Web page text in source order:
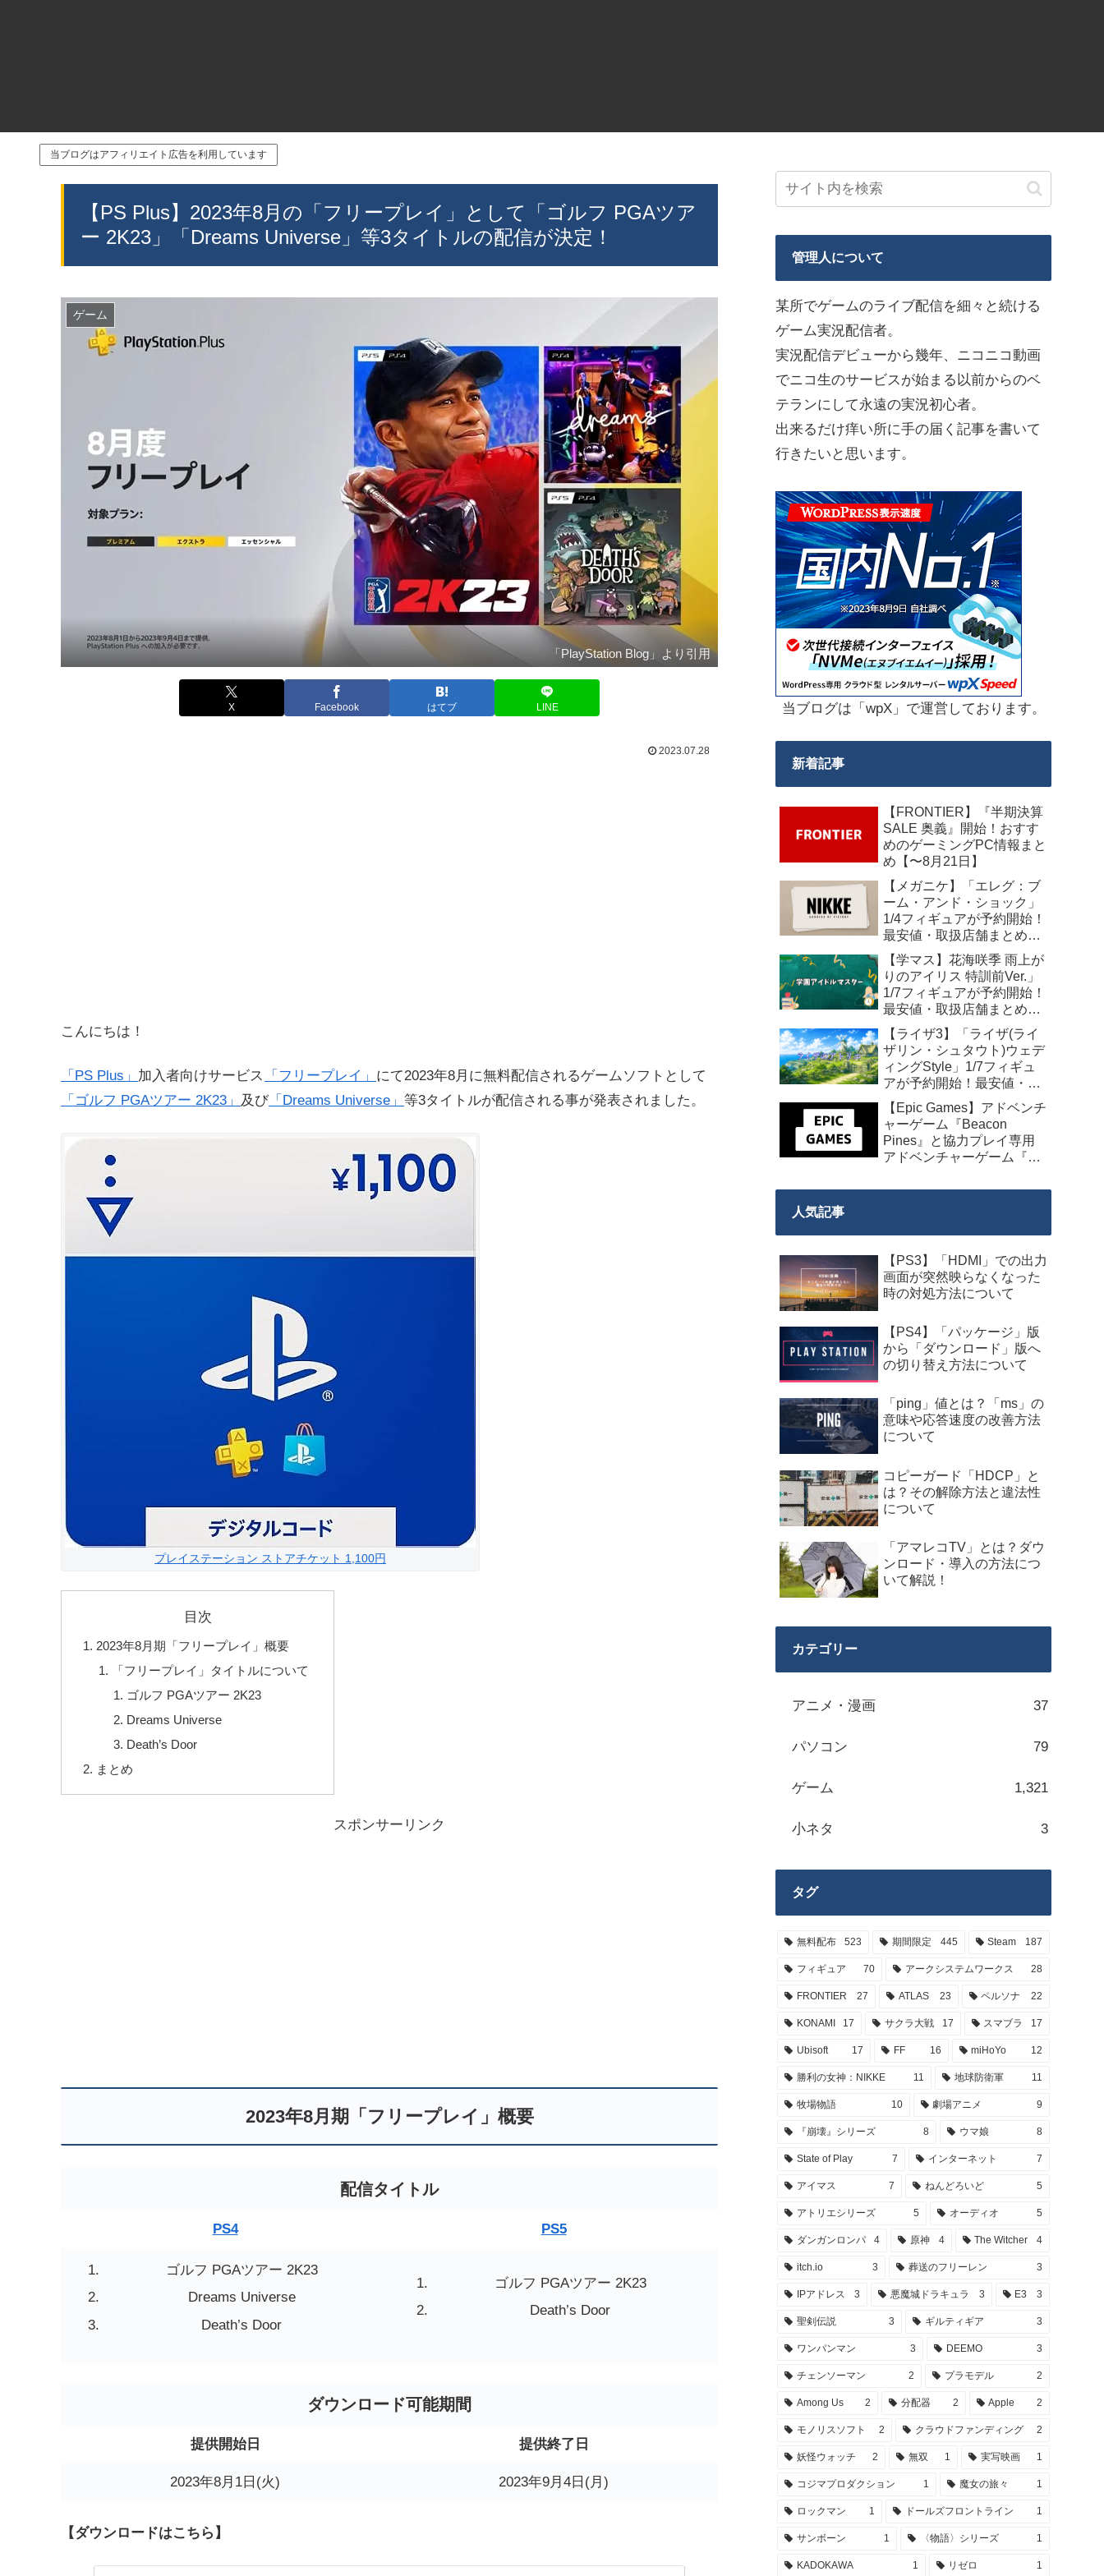
当ブログはアフィリエイト広告を利用しています
【PS Plus】2023年8月の「フリープレイ」として「ゴルフ PGAツア
ー 2K23」「Dreams Universe」等3タイトルの配信が決定！
ゲーム
「PlayStation Blog」より引用
X Facebook はてブ LINE
2023.07.28
こんにちは！
「PS Plus」 加入者向けサービス 「フリープレイ」 にて2023年8月に無料配信されるゲームソフトとして
「ゴルフ PGAツアー 2K23」 及び 「Dreams Universe」 等3タイトルが配信される事が発表されました。
プレイステーション ストアチケット 1,100円
目次
2023年8月期「フリープレイ」概要
「フリープレイ」タイトルについて
ゴルフ PGAツアー 2K23
Dreams Universe
Death’s Door
まとめ
スポンサーリンク
2023年8月期「フリープレイ」概要
配信タイトル
PS4 PS5
ゴルフ PGAツアー 2K23
Dreams Universe
Death’s Door
ゴルフ PGAツアー 2K23
Death’s Door
ダウンロード可能期間
提供開始日 提供終了日
2023年8月1日(火) 2023年9月4日(月)
【ダウンロードはこちら】
管理人について
某所でゲームのライブ配信を細々と続ける
ゲーム実況配信者。
実況配信デビューから幾年、ニコニコ動画
でニコ生のサービスが始まる以前からのベ
テランにして永遠の実況初心者。
出来るだけ痒い所に手の届く記事を書いて
行きたいと思います。
当ブログは「wpX」で運営しております。
新着記事
【FRONTIER】『半期決算
SALE 奥義』開始！おすす
めのゲーミングPC情報まと
め【〜8月21日】
【メガニケ】「エレグ：ブ
ーム・アンド・ショック」
1/4フィギュアが予約開始！
最安値・取扱店舗まとめ
【2027年10月発売】
【学マス】花海咲季 雨上が
りのアイリス 特訓前Ver.」
1/7フィギュアが予約開始！
最安値・取扱店舗まとめ
【2027年4月発売】
【ライザ3】「ライザ(ライ
ザリン・シュタウト)ウェデ
ィングStyle」1/7フィギュ
アが予約開始！最安値・取
扱店舗まとめ【2027年4月
発売】
【Epic Games】アドベンチ
ャーゲーム『Beacon
Pines』と協力プレイ専用
アドベンチャーゲーム『We
料配布が来週2026年8月14
人気記事
【PS3】「HDMI」での出力
画面が突然映らなくなった
時の対処方法について
【PS4】「パッケージ」版
から「ダウンロード」版へ
の切り替え方法について
「ping」値とは？「ms」の
意味や応答速度の改善方法
について
コピーガード「HDCP」と
は？その解除方法と違法性
について
「アマレコTV」とは？ダウ
ンロード・導入の方法につ
いて解説！
カテゴリー
アニメ・漫画 37
パソコン 79
ゲーム 1,321
小ネタ 3
タグ
無料配布 523 期間限定 445 Steam 187
フィギュア 70 アークシステムワークス 28
FRONTIER 27 ATLAS 23 ペルソナ 22
KONAMI 17 サクラ大戦 17 スマブラ 17
Ubisoft 17 FF 16 miHoYo 12
勝利の女神：NIKKE 11 地球防衛軍 11
牧場物語 10 劇場アニメ 9
『崩壊』シリーズ 8 ウマ娘 8
State of Play 7 インターネット 7
アイマス 7 ねんどろいど 5
アトリエシリーズ 5 オーディオ 5
ダンガンロンパ 4 原神 4 The Witcher 4
itch.io 3 葬送のフリーレン 3
IPアドレス 3 悪魔城ドラキュラ 3 E3 3
聖剣伝説 3 ギルティギア 3
ワンパンマン 3 DEEMO 3
チェンソーマン 2 プラモデル 2
Among Us 2 分配器 2 Apple 2
モノリスソフト 2 クラウドファンディング 2
妖怪ウォッチ 2 無双 1 実写映画 1
コジマプロダクション 1 魔女の旅々 1
ロックマン 1 ドールズフロントライン 1
サンボーン 1 〈物語〉シリーズ 1
KADOKAWA 1 リゼロ 1